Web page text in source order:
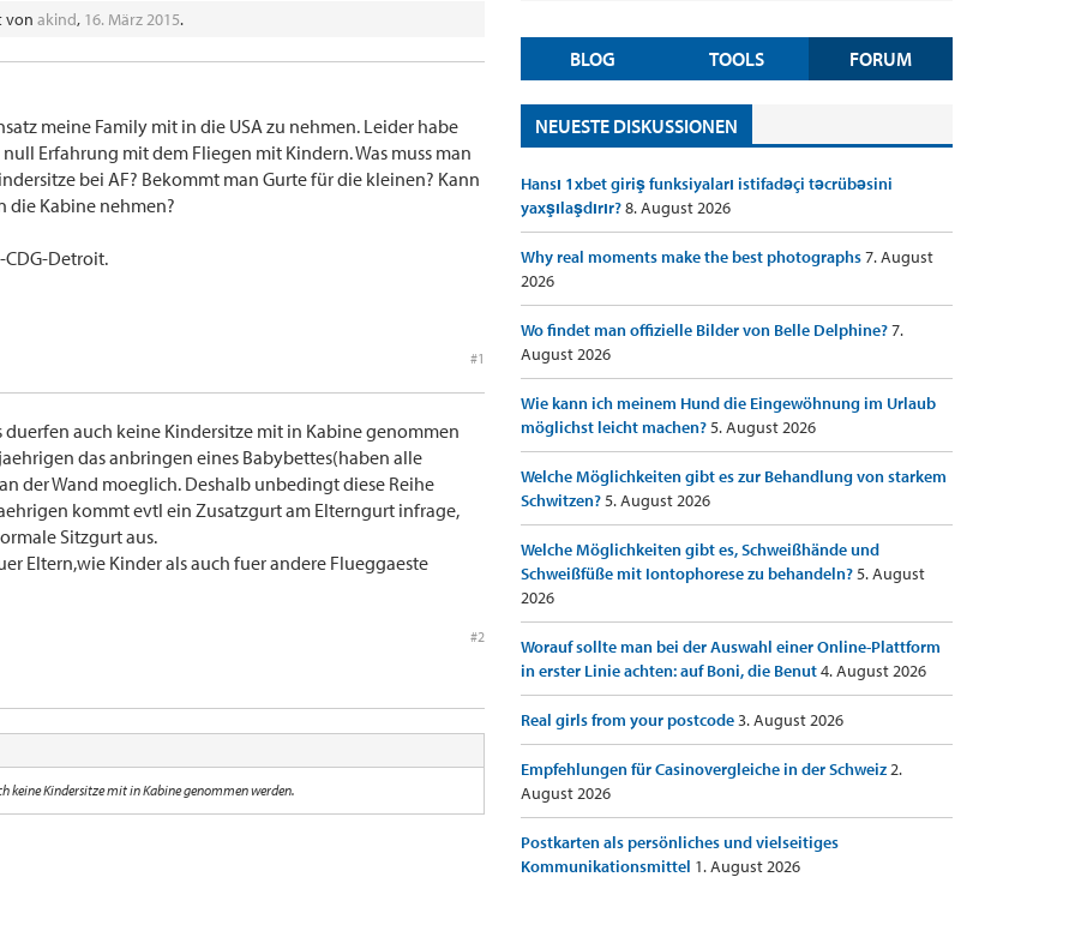
von akind, 16. März 2015.
meine Family mit in die USA zu nehmen. Leider habe
Erfahrung mit dem Fliegen mit Kindern. Was muss man
bei AF? Bekommt man Gurte für die kleinen? Kann
die Kabine nehmen?
Detroit.
#1
duerfen auch keine Kindersitze mit in Kabine genommen
das anbringen eines Babybettes(haben alle
der Wand moeglich. Deshalb unbedingt diese Reihe
kommt evtl ein Zusatzgurt am Elterngurt infrage,
Sitzgurt aus.
Eltern,wie Kinder als auch fuer andere Flueggaeste
#2
keine Kindersitze mit in Kabine genommen werden.
BLOG TOOLS FORUM
NEUESTE DISKUSSIONEN
Hansı 1xbet giriş funksiyaları istifadəçi təcrübəsini
yaxşılaşdırır?8. August 2026
Why real moments make the best photographs7. August
2026
Wo findet man offizielle Bilder von Belle Delphine?7.
August 2026
Wie kann ich meinem Hund die Eingewöhnung im Urlaub
möglichst leicht machen?5. August 2026
Welche Möglichkeiten gibt es zur Behandlung von starkem
Schwitzen?5. August 2026
Welche Möglichkeiten gibt es, Schweißhände und
Schweißfüße mit Iontophorese zu behandeln?5. August
2026
Worauf sollte man bei der Auswahl einer Online-Plattform
in erster Linie achten: auf Boni, die Benut4. August 2026
Real girls from your postcode3. August 2026
Empfehlungen für Casinovergleiche in der Schweiz2.
August 2026
Postkarten als persönliches und vielseitiges
Kommunikationsmittel 1. August 2026